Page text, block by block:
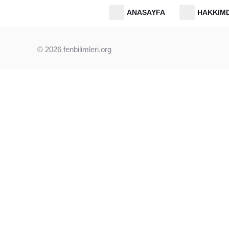
ANASAYFA
© 2026 fenbilimleri.org